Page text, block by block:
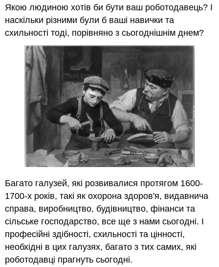
Якою людиною хотів би бути ваш роботодавець? І
наскільки різними були б ваші навички та
схильності тоді, порівняно з сьогоднішнім днем?
Багато галузей, які розвивалися протягом 1600-
1700-х років, такі як охорона здоров'я, видавнича
справа, виробництво, будівництво, фінанси та
сільське господарство, все ще з нами сьогодні. І
професійні здібності, схильності та цінності,
необхідні в цих галузях, багато з тих самих, які
роботодавці прагнуть сьогодні.